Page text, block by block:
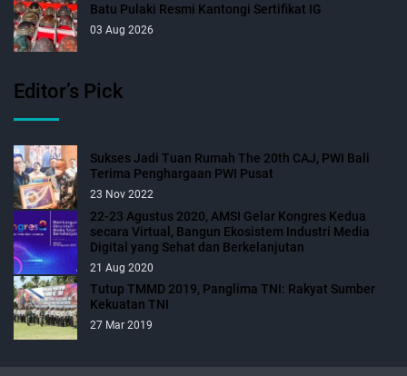
Batu Pulaki Resmi Kantongi Sertifikat IG
03 Aug 2026
Editor’s Pick
Sukses Jadi Tuan Rumah The 20th CAJ, PWI Bali
Terima Penghargaan PWI Pusat
23 Nov 2022
22-23 Agustus 2020, AMSI Gelar Kongres Kedua
secara Virtual, Bangun Ekosistem Industri Media
Digital yang Sehat dan Berkelanjutan
21 Aug 2020
Tutup TMMD 2019, Panglima TNI: Rakyat Sumber
Kekuatan TNI
27 Mar 2019